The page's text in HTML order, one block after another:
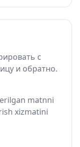
с
и обратно.
matnni
xizmatini